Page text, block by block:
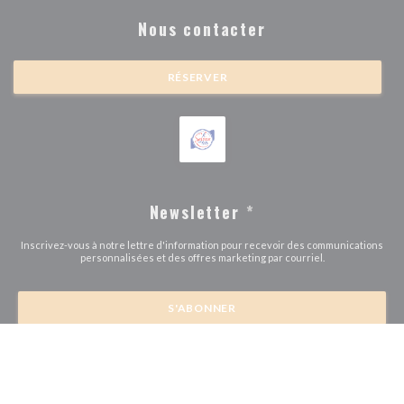
Nous contacter
RÉSERVER
Newsletter *
Inscrivez-vous à notre lettre d'information pour recevoir des communications
personnalisées et des offres marketing par courriel.
S'ABONNER